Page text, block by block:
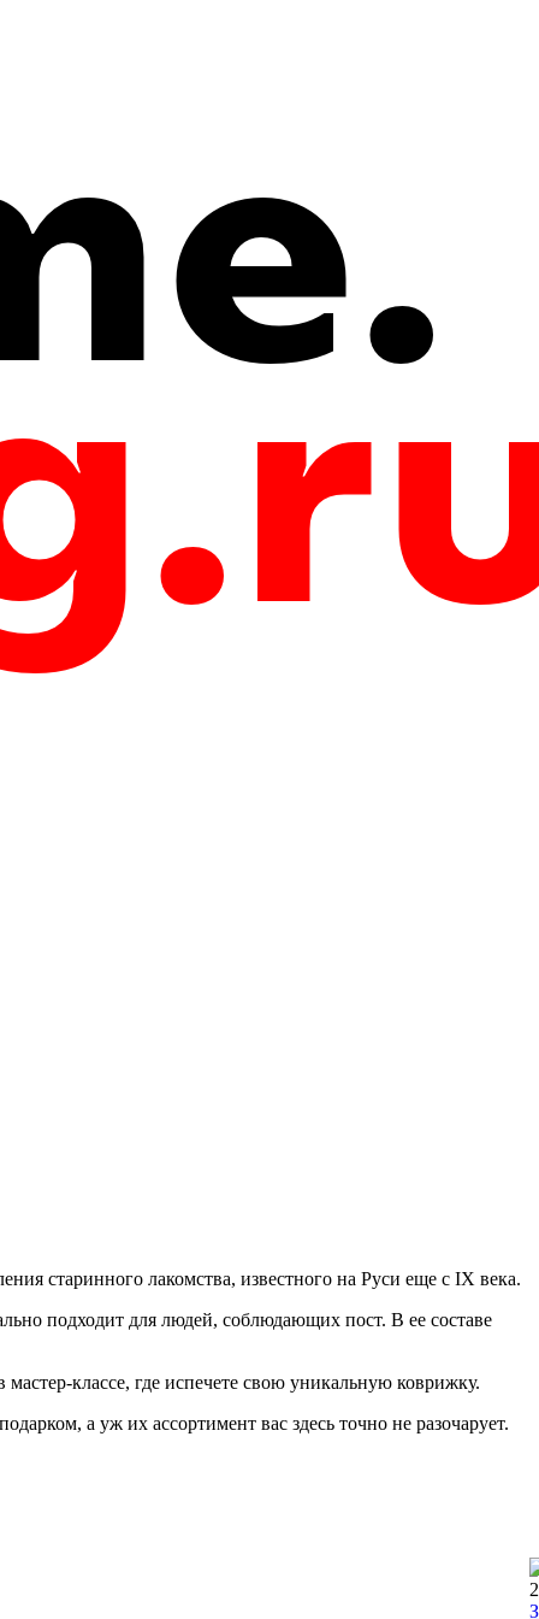
старинного лакомства, известного на Руси еще с IX века.
подходит для людей, соблюдающих пост. В ее составе
классе, где испечете свою уникальную коврижку.
а уж их ассортимент вас здесь точно не разочарует.
2